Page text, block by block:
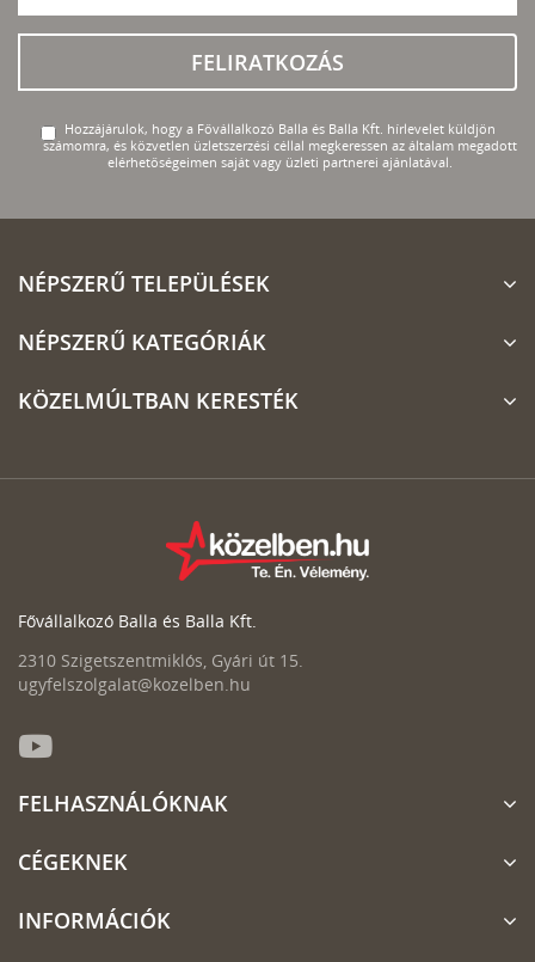
FELIRATKOZÁS
Hozzájárulok, hogy a Fővállalkozó Balla és Balla Kft. hírlevelet küldjön
számomra, és közvetlen üzletszerzési céllal megkeressen az általam megadott
elérhetőségeimen saját vagy üzleti partnerei ajánlatával.
NÉPSZERŰ TELEPÜLÉSEK
NÉPSZERŰ KATEGÓRIÁK
KÖZELMÚLTBAN KERESTÉK
Fővállalkozó Balla és Balla Kft.
2310 Szigetszentmiklós, Gyári út 15.
ugyfelszolgalat@kozelben.hu
FELHASZNÁLÓKNAK
CÉGEKNEK
INFORMÁCIÓK